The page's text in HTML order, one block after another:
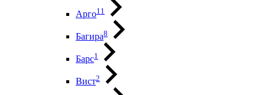
Арго11
Багира8
Барс1
Вист2